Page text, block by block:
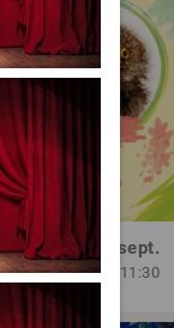
Dum, 13 sept.
11:30